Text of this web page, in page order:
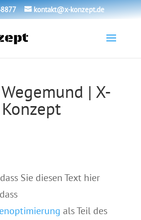
kontakt@x-konzept.de
| X-
Konzept
Sie diesen Text hier
als Teil des